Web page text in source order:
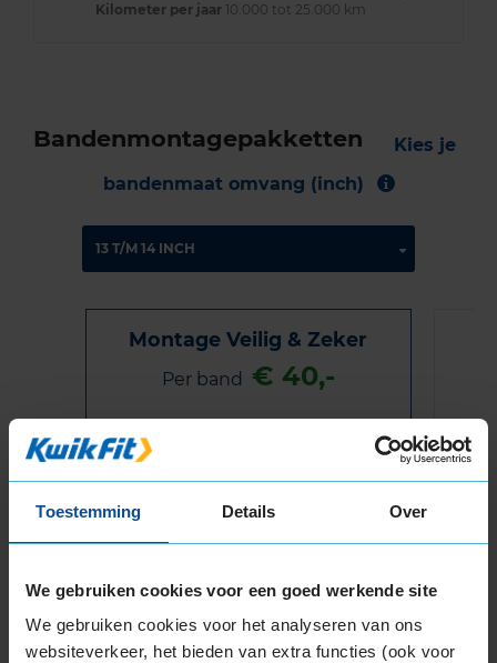
Toestemming Details Over
We gebruiken cookies voor een goed werkende site
We gebruiken cookies voor het analyseren van ons
websiteverkeer, het bieden van extra functies (ook voor
Kilometer per jaar 10.000 tot 25.000 km
Bandenmontagepakketten
Kies je
bandenmaat omvang (inch)
Montage Veilig & Zeker
Per band € 40,-
Montage
Balanceren
Ventiel of TPMS service
Stikstof
Bandengarantieplan